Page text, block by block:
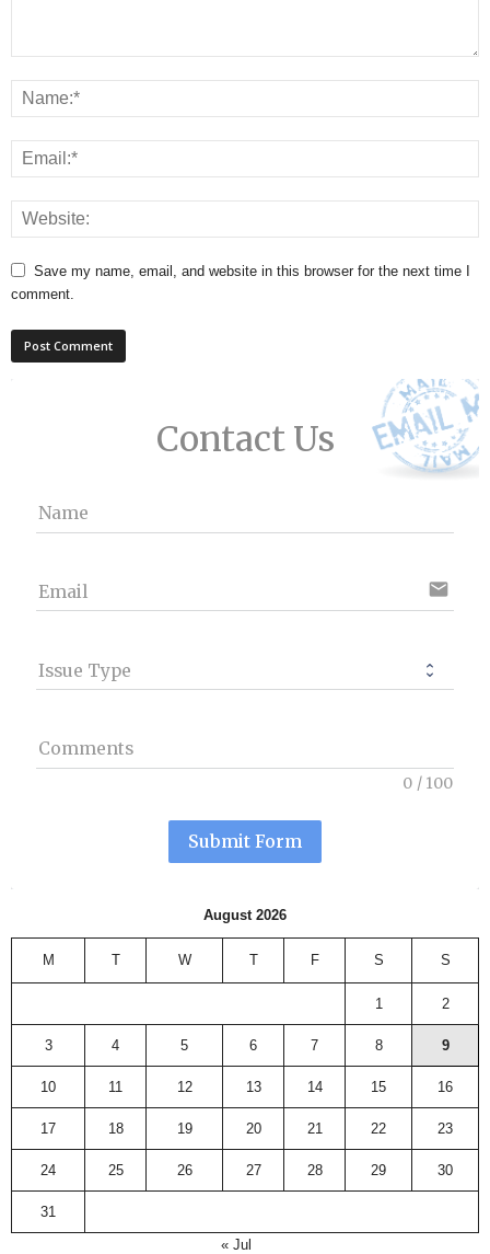
Save my name, email, and website in this browser for the next time I
comment.
Contact Us
Name
Email email
Issue Type
Comments
0 / 100
Submit Form
August 2026
M T W T F S S
1 2
3 4 5 6 7 8 9
10 11 12 13 14 15 16
17 18 19 20 21 22 23
24 25 26 27 28 29 30
31
« Jul